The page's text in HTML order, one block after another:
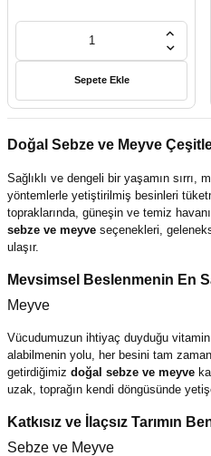
Sepete Ekle
Doğal Sebze ve Meyve
Sağlıklı ve dengeli bir yaşamın sırrı,
yöntemlerle yetiştirilmiş besinleri
topraklarında, güneşin ve temiz
sebze ve meyve seçenekleri,
ulaşır.
Mevsimsel Beslenmenin En
Meyve
Vücudumuzun ihtiyaç duyduğu
alabilmenin yolu, her besini tam
getirdiğimiz doğal sebze ve meyve
uzak, toprağın kendi döngüsünde
Katkısız ve İlaçsız Tarımın
Sebze ve Meyve